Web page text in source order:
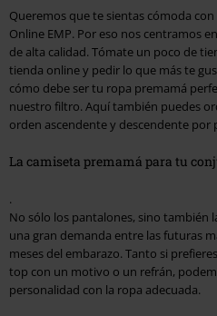
Queremos que te sientas cómoda
Online EMP. Por eso nos centramos
de alta calidad. Tómate un poco de
tienda online y pedir lo que más te
cómo debe ser tu ropa premamá
nuestro filtro. Aquí también puedes
orden ascendente y descendente por
La camiseta premamá para tu
.
No sólo los pantalones, sino también
una gran demanda entre las futuras
meses del embarazo. Tanto si
top con un motivo o un refrán,
personalidad con la ropa adecuada.